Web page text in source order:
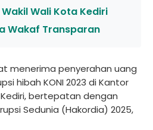
Wakil Wali Kota Kediri
Wakaf Transparan
menerima penyerahan uang
hibah KONI 2023 di Kantor
bertepatan dengan
Sedunia (Hakordia) 2025,